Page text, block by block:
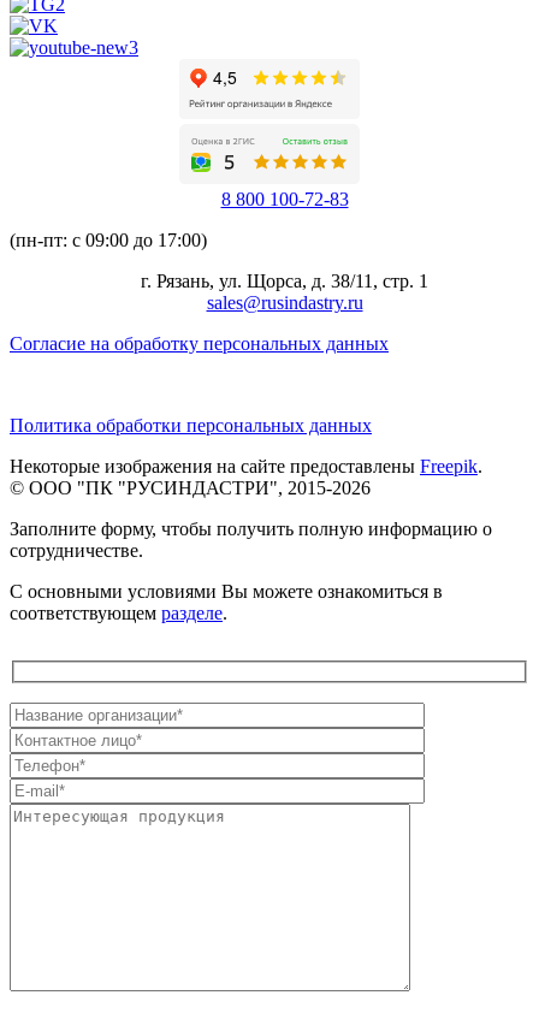
8 800 100-72-83
(пн-пт: с 09:00 до 17:00)
г. Рязань, ул. Щорса, д. 38/11, стр. 1
sales@rusindastry.ru
Согласие на обработку персональных данных
Политика обработки персональных данных
Некоторые изображения на сайте предоставлены Freepik.
© ООО "ПК "РУСИНДАСТРИ", 2015-2026
Заполните форму, чтобы получить полную информацию о
сотрудничестве.
С основными условиями Вы можете ознакомиться в
соответствующем разделе.